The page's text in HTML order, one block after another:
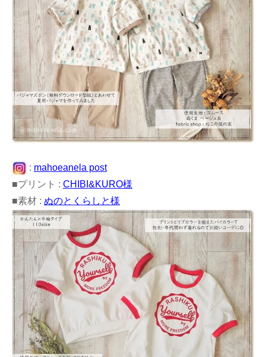
: mahoeanela post
■プリント : CHIBI&KURO様
■素材 : ぬのとくらしと様